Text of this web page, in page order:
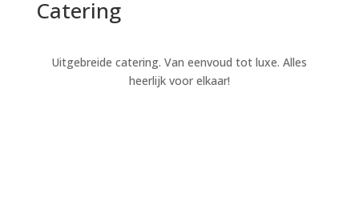
Catering
Uitgebreide catering. Van eenvoud tot luxe. Alles
heerlijk voor elkaar!